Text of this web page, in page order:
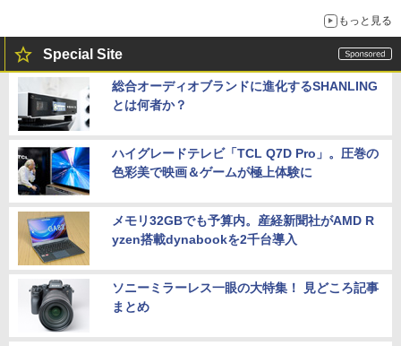
もっと見る
Special Site
総合オーディオブランドに進化するSHANLING
とは何者か？
ハイグレードテレビ「TCL Q7D Pro」。圧巻の
色彩美で映画＆ゲームが極上体験に
メモリ32GBでも予算内。産経新聞社がAMD R
yzen搭載dynabookを2千台導入
ソニーミラーレス一眼の大特集！ 見どころ記事
まとめ